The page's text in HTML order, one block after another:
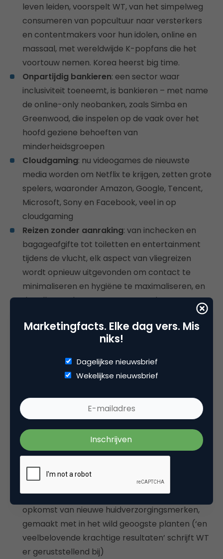
leven leiden, voorspelt WT, van het simpelweg
consumeren van popcultuur naar versterkers
en contentmakers voor hun idolen, online en
massaal, met wereldwijde K-popfans die het
voortouw nemen. Korea heerst big time.
Onpartijdig bankieren: een sector waar
inclusiviteit toeneemt, is bankieren – met name
de online-only neobanken, zoals Simba en
Greenwood, die inspelen op de vaak over het
hoofd geziene behoeften van
minderheidsgroepen
Cloudgaming: nu videogames de nieuwste
media worden om Netflix te krijgen, zetten grote
spelers, waaronder Amazon, Google, Tencent,
Microsoft, Sony en Facebook, veel in op
cloudgaming
Reizen zonder aanraking: van inchecken en
bagageafgifte tot toiletten en entertainment
tijdens de vlucht, elk aspect van vliegreizen
wordt opnieuw uitgevonden om contact te
minimaliseren en hygiëne te maximaliseren, en
dat alles om het vertrouwen van de consument
Grote merken gaan circulair: We vermoeden
wat wensdenken, maar er zijn hele blogs over
volgeschreven: van Gucci tot Uniqlo,
modemerken stappen in de
tweedehandsmarkt, gedreven door
toenemende bezorgdheid over duurzaamheid
en slankere portemonnees
dineren waarbij eerst bezorgd wordt, geeft dit
nieuwe restaurantconcept prioriteit aan dineren
op locatie
Verwerkte ingrediënten
: geen nieuwe
voedingstrend, maar een beautytrend, met de
opkomst van nieuwe huidverzorgingsmerken,
gemaakt met in het wild geoogste planten (‘en
veelbelovende krachtige resultaten’ schrijft WT
er geruststellend bij)
Marketingfacts. Elke dag vers. Mis
niks!
Dagelijkse nieuwsbrief
Wekelijkse nieuwsbrief